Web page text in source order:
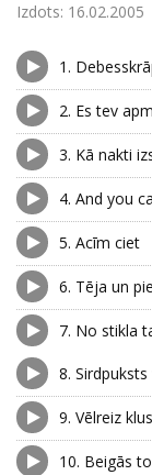
Izdots: 16.02.2005
1.
2. Es tev
3. Kā nakti
4. And you
5. Acīm ciet
6. Tēja un
7. No stikla
8.
9. Vēlreiz
10. Beigās